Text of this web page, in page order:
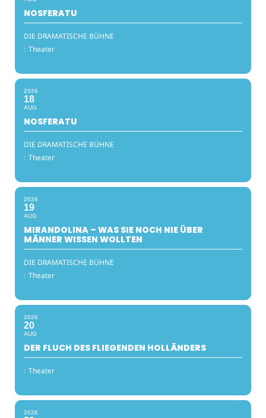
NOSFERATU
DIE DRAMATISCHE BÜHNE
: Theater
2026
18
AUG
NOSFERATU
DIE DRAMATISCHE BÜHNE
: Theater
2026
19
AUG
MIRANDOLINA – WAS SIE NOCH NIE ÜBER
MÄNNER WISSEN WOLLTEN
DIE DRAMATISCHE BÜHNE
: Theater
2026
20
AUG
DER FLUCH DES FLIEGENDEN HOLLÄNDERS
: Theater
2026